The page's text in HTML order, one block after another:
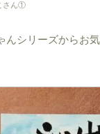
さん①
シリーズからお